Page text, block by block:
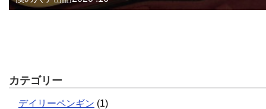
カテゴリー
デイリーペンギン (1)